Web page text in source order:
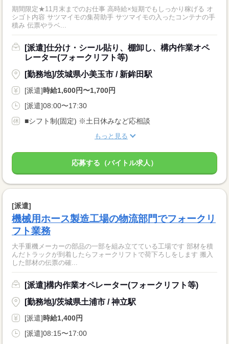
期間限定★11月末までのお仕事 高時給×短期でもしっかり稼げる オ
シゴト内容 サツマイモの集荷助手 サツマイモの入ったコンテナの手
積み 伝票やラベ...
[派遣]仕分け・シール貼り、棚卸し、構内作業オペ
レーター(フォークリフト等)
[勤務地]/茨城県小美玉市 / 新鉾田駅
[派遣]時給1,600円〜1,700円
[派遣]08:00〜17:30
■シフト制(固定) ※土日休みなど応相談
もっと見る
応募する（バイトル求人）
[派遣]
機械用ホース製造工場の物流部門でフォークリ
フト業務
大手重機メーカーの部品の一部を組み立てている工場です 部材を積
んだトラックが到着したらフォークリフトで荷下ろしをします 搬入
した部材の伝票の確...
[派遣]構内作業オペレーター(フォークリフト等)
[勤務地]/茨城県土浦市 / 神立駅
[派遣]時給1,400円
[派遣]08:15〜17:00